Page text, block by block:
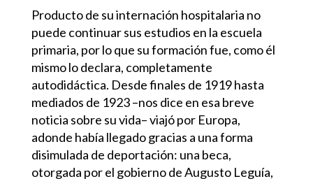
Producto de su internación hospitalaria no
puede continuar sus estudios en la escuela
primaria, por lo que su formación fue, como él
mismo lo declara, completamente
autodidáctica. Desde finales de 1919 hasta
mediados de 1923 –nos dice en esa breve
noticia sobre su vida– viajó por Europa,
adonde había llegado gracias a una forma
disimulada de deportación: una beca,
otorgada por el gobierno de Augusto Leguía,